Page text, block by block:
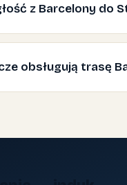
z Barcelony do
obsługują trasę